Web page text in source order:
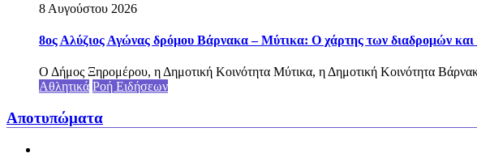
8 Αυγούστου 2026
8ος Αλύζιος Αγώνας δρόμου Βάρνακα – Μύτικα: Ο χάρτης των διαδρομών
Ο Δήμος Ξηρομέρου, η Δημοτική Κοινότητα Μύτικα, η Δημοτική Κοινότητα
Αθλητικά Ροή Ειδήσεων
Αποτυπώματα